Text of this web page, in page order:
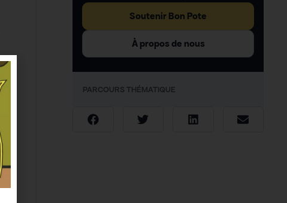
Soutenir Bon Pote
À propos de nous
PARCOURS THÉMATIQUE